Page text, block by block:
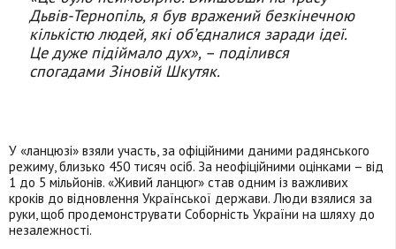
Дьвів-Тернопіль, я був вражений безкінечною
кількістю людей, які обʼєдналися заради ідеї.
Це дуже підіймало дух», – поділився
спогадами Зіновій Шкутяк.
У «ланцюзі» взяли участь, за офіційними даними радянського
режиму, близько 450 тисяч осіб. За неофіційними оцінками – від
1 до 5 мільйонів. «Живий ланцюг» став одним із важливих
кроків до відновлення Української держави. Люди взялися за
руки, щоб продемонструвати Соборність України на шляху до
незалежності.